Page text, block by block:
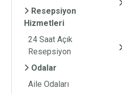
Hizmetleri
24 Saat Açık
Resepsiyon
Odalar
Aile Odaları